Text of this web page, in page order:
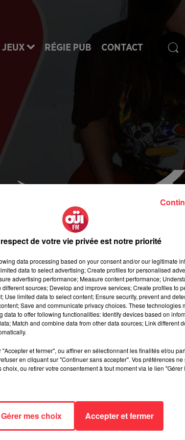
JEUX RÉGIE PUB CONTACT
vinyle de son
Coming »
Laura Cox! 😍
de l’artiste franco-britannique. Laura y signe 11
introspection et sujets forts comme la santé
le duo
façon The Black Keys ou Jack White. 🔥
8 dates françaises, en passant notamment par
de votre vie privée est notre priorité
data processing based on your consent and/or our legitimate
data to select advertising; Create profiles for personalised
advertising performance; Measure content performance;
sources; Develop and improve services; Create profiles to
Use limited data to select content; Ensure security, prevent and
Save and communicate privacy choices. These technologies
data to offer following functionalities: Identify devices based on
Match and combine data from other data sources; Link different
et fermer", ou affiner en sélectionnant les finalités et/ou
en cliquant sur "Continuer sans accepter". Vos préférences
ou retirer votre consentement à tout moment via le lien
Gérer mes choix Accepter et fermer